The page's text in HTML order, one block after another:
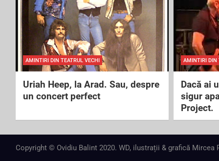
AMINTIRI DIN TEATRUL VECHI
Uriah Heep, la Arad. Sau, despre
un concert perfect
AMINTIRI DIN
Dacă ai
sigur
Project.
Copyright © Ovidiu Balint 2020. WD, ilustrații & grafică Mircea